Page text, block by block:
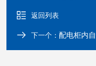
返回列表
下一个： 配电柜内